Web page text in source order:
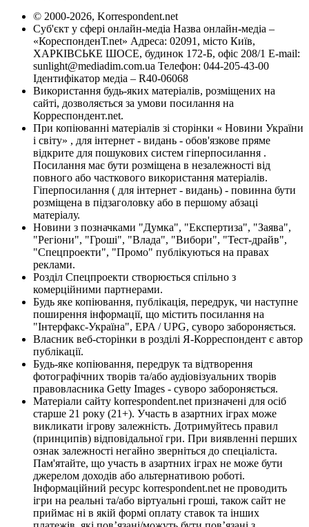
© 2000-2026, Korrespondent.net
Суб'єкт у сфері онлайн-медіа Назва онлайн-медіа –
«КореспонденТ.net» Адреса: 02091, місто Київ,
ХАРКІВСЬКЕ ШОСЕ, будинок 172-Б, офіс 208/1 E-mail:
sunlight@mediadim.com.ua Телефон: 044-205-43-00
Ідентифікатор медіа – R40-06068
Використання будь-яких матеріалів, розміщених на
сайті, дозволяється за умови посилання на
Корреспондент.net.
При копіюванні матеріалів зі сторінки « Новини України
і світу» , для інтернет - видань - обов'язкове пряме
відкрите для пошукових систем гіперпосилання .
Посилання має бути розміщена в незалежності від
повного або часткового використання матеріалів.
Гіперпосилання ( для інтернет - видань) - повинна бути
розміщена в підзаголовку або в першому абзаці
матеріалу.
Новини з позначками "Думка", "Експертиза", "Заява",
"Регіони", "Гроші", "Влада", "Вибори", "Тест-драйв",
"Спецпроекти", "Промо" публікуються на правах
реклами.
Розділ Спецпроекти створюється спільно з
комерційними партнерами.
Будь яке копіювання, публікація, передрук, чи наступне
поширення інформації, що містить посилання на
"Інтерфакс-Україна", EPA / UPG, суворо забороняється.
Власник веб-сторінки в розділі Я-Корреспондент є автор
публікації.
Будь-яке копіювання, передрук та відтворення
фотографічних творів та/або аудіовізуальних творів
правовласника Getty Images - суворо забороняється.
Матеріали сайту korrespondent.net призначені для осіб
старше 21 року (21+). Участь в азартних іграх може
викликати ігрову залежність. Дотримуйтесь правил
(принципів) відповідальної гри. При виявленні перших
ознак залежності негайно зверніться до спеціаліста.
Пам'ятайте, що участь в азартних іграх не може бути
джерелом доходів або альтернативою роботі.
Інформаційний ресурс korrespondent.net не проводить
ігри на реальні та/або віртуальні гроші, також сайт не
приймає ні в якій формі оплату ставок та інших